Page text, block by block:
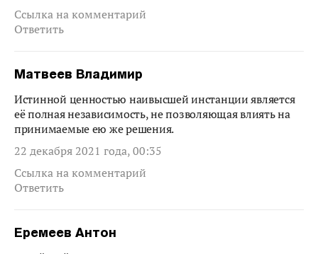
Ссылка на комментарий
Ответить
Матвеев Владимир
Истинной ценностью наивысшей инстанции является
её полная независимость, не позволяющая влиять на
принимаемые ею же решения.
22 декабря 2021 года, 00:35
Ссылка на комментарий
Ответить
Еремеев Антон